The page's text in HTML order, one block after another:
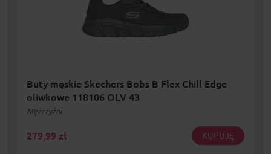
Buty męskie Skechers Bobs B Flex Chill Edge
oliwkowe 118106 OLV 43
Mężczyźni
279,99 zł KUPUJĘ